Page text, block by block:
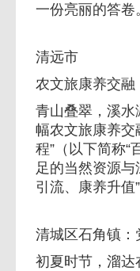
一份亮丽的答卷
清远市
农文旅康养交融
青山叠翠，溪
幅农文旅康养交
程”（以下简称“
足的当然资源
引流、康养升值
清城区石角镇：
初夏时节，溜